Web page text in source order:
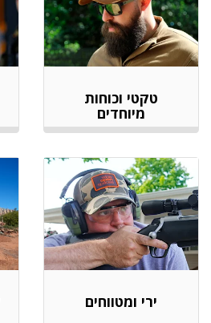
טקטי וכוחות
מיוחדים
ירי ומטווחים